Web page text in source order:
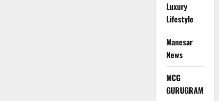
Luxury
Lifestyle
Manesar
News
MCG
GURUGRAM